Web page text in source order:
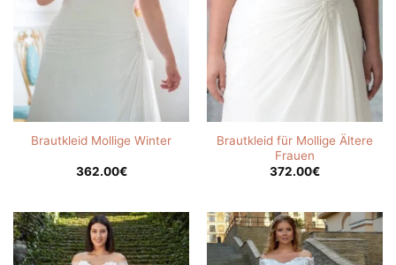
Brautkleid Mollige Winter
362.00€
Brautkleid für Mollige Ältere
Frauen
372.00€